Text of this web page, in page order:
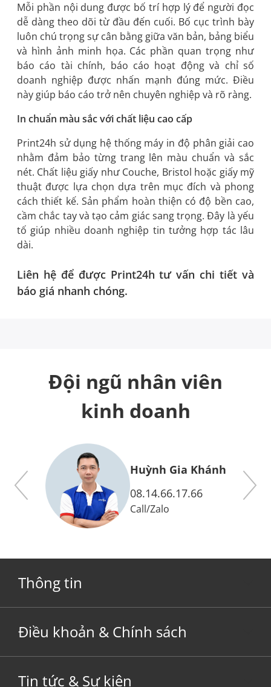
Mỗi phần nội dung được bố trí hợp lý để người đọc
dễ dàng theo dõi từ đầu đến cuối. Bố cục trình bày
luôn chú trọng sự cân bằng giữa văn bản, bảng biểu
và hình ảnh minh họa. Các phần quan trọng như
báo cáo tài chính, báo cáo hoạt động và chỉ số
doanh nghiệp được nhấn mạnh đúng mức. Điều
này giúp báo cáo trở nên chuyên nghiệp và rõ ràng.
In chuẩn màu sắc với chất liệu cao cấp
Print24h sử dụng hệ thống máy in độ phân giải cao
nhằm đảm bảo từng trang lên màu chuẩn và sắc
nét. Chất liệu giấy như Couche, Bristol hoặc giấy mỹ
thuật được lựa chọn dựa trên mục đích và phong
cách thiết kế. Sản phẩm hoàn thiện có độ bền cao,
cầm chắc tay và tạo cảm giác sang trọng. Đây là yếu
tố giúp nhiều doanh nghiệp tin tưởng hợp tác lâu
dài.
Liên hệ để được Print24h tư vấn chi tiết và
báo giá nhanh chóng.
Đội ngũ nhân viên
kinh doanh
Huỳnh Gia Khánh
08.14.66.17.66
Call/Zalo
Thông tin
Điều khoản & Chính sách
Tin tức & Sự kiện